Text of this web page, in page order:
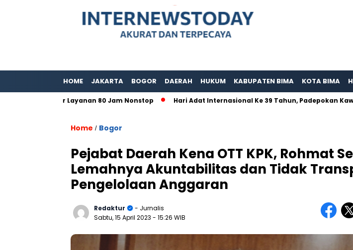
HOME JAKARTA BOGOR DAERAH HUKUM KABUPATEN BIMA KOTA BIMA
Gelar Layanan 80 Jam Nonstop Hari Adat Internasional Ke 39 Tahun, Padepokan Kawargian
Home / Bogor
Pejabat Daerah Kena OTT KPK, Rohmat
Lemahnya Akuntabilitas dan Tidak
Pengelolaan Anggaran
Redaktur
- Jurnalis
Sabtu, 15 April 2023 - 15:26 WIB